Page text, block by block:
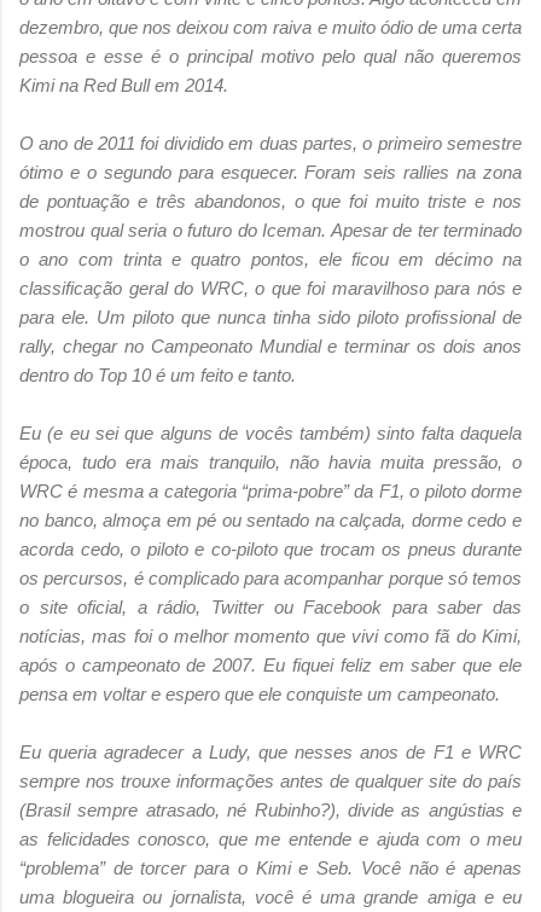
dezembro, que nos deixou com raiva e muito ódio de uma certa
pessoa e esse é o principal motivo pelo qual não queremos
Kimi na Red Bull em 2014.
O ano de 2011 foi dividido em duas partes, o primeiro semestre
ótimo e o segundo para esquecer. Foram seis rallies na zona
de pontuação e três abandonos, o que foi muito triste e nos
mostrou qual seria o futuro do Iceman. Apesar de ter terminado
o ano com trinta e quatro pontos, ele ficou em décimo na
classificação geral do WRC, o que foi maravilhoso para nós e
para ele. Um piloto que nunca tinha sido piloto profissional de
rally, chegar no Campeonato Mundial e terminar os dois anos
dentro do Top 10 é um feito e tanto.
Eu (e eu sei que alguns de vocês também) sinto falta daquela
época, tudo era mais tranquilo, não havia muita pressão, o
WRC é mesma a categoria “prima-pobre” da F1, o piloto dorme
no banco, almoça em pé ou sentado na calçada, dorme cedo e
acorda cedo, o piloto e co-piloto que trocam os pneus durante
os percursos, é complicado para acompanhar porque só temos
o site oficial, a rádio, Twitter ou Facebook para saber das
notícias, mas foi o melhor momento que vivi como fã do Kimi,
após o campeonato de 2007. Eu fiquei feliz em saber que ele
pensa em voltar e espero que ele conquiste um campeonato.
Eu queria agradecer a Ludy, que nesses anos de F1 e WRC
sempre nos trouxe informações antes de qualquer site do país
(Brasil sempre atrasado, né Rubinho?), divide as angústias e
as felicidades conosco, que me entende e ajuda com o meu
“problema” de torcer para o Kimi e Seb. Você não é apenas
uma blogueira ou jornalista, você é uma grande amiga e eu